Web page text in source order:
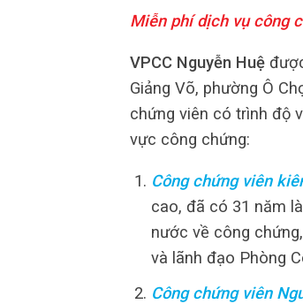
Miễn phí dịch vụ công
VPCC Nguyễn Huệ
Giảng Võ, phường Ô
chứng viên có trình độ
vực công chứng:
Công chứng viên
cao, đã có 31 năm
nước về công
và lãnh đạo Phòng
Công chứng viên